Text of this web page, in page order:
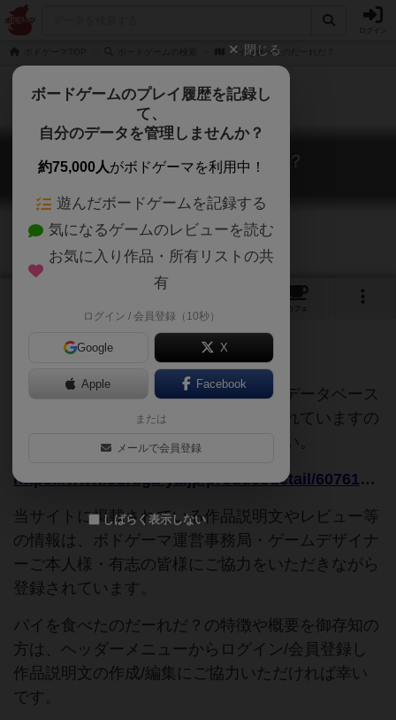
パイを食べたのだーれだ？
パイを食べたのだーれだ？
Who ate a pie?
カフェ
ご協力ください
このページは情報が不足しています。データベース
追加申請時に以下の参考URLが入力されていますの
で、よろしければこちらもご覧ください。
https://www.suruga-ya.jp/product/detail/607613033
当サイトに掲載されている作品説明文やレビュー等
の情報は、ボドゲーマ運営事務局・ゲームデザイナ
ーご本人様・有志の皆様にご協力をいただきながら
登録されています。
パイを食べたのだーれだ？の特徴や概要を御存知の
方は、ヘッダーメニューからログイン/会員登録し
作品説明文の作成/編集にご協力いただければ幸い
です。
閉じる
ボードゲームのプレイ履歴を記録し
て、
自分のデータを管理しませんか？
約75,000人がボドゲーマを利用中！
遊んだボードゲームを記録する
気になるゲームのレビューを読む
お気に入り作品・所有リストの共
有
ログイン / 会員登録（10秒）
Google X
Apple Facebook
または
メールで会員登録
しばらく表示しない